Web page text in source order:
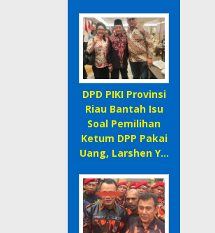
DPD PIKI Provinsi
Riau Bantah Isu
Soal Pemilihan
Ketum DPP Pakai
Uang, Larshen Y…